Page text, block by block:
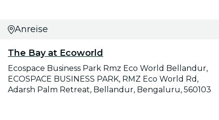
Anreise
The Bay at Ecoworld
Ecospace Business Park Rmz Eco World Bellandur,
ECOSPACE BUSINESS PARK, RMZ Eco World Rd,
Adarsh Palm Retreat, Bellandur, Bengaluru, 560103